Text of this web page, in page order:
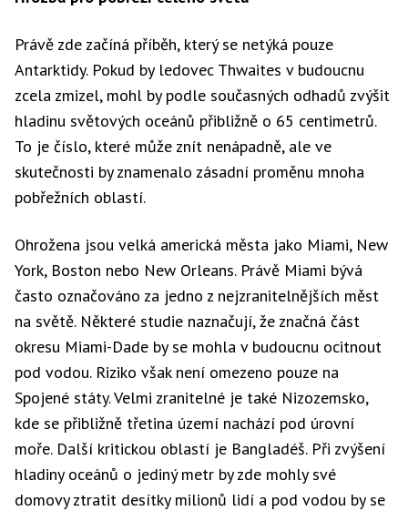
Právě zde začíná příběh, který se netýká pouze
Antarktidy. Pokud by ledovec Thwaites v budoucnu
zcela zmizel, mohl by podle současných odhadů zvýšit
hladinu světových oceánů přibližně o 65 centimetrů.
To je číslo, které může znít nenápadně, ale ve
skutečnosti by znamenalo zásadní proměnu mnoha
pobřežních oblastí.
Ohrožena jsou velká americká města jako Miami, New
York, Boston nebo New Orleans. Právě Miami bývá
často označováno za jedno z nejzranitelnějších měst
na světě. Některé studie naznačují, že značná část
okresu Miami-Dade by se mohla v budoucnu ocitnout
pod vodou. Riziko však není omezeno pouze na
Spojené státy. Velmi zranitelné je také Nizozemsko,
kde se přibližně třetina území nachází pod úrovní
moře. Další kritickou oblastí je Bangladéš. Při zvýšení
hladiny oceánů o jediný metr by zde mohly své
domovy ztratit desítky milionů lidí a pod vodou by se